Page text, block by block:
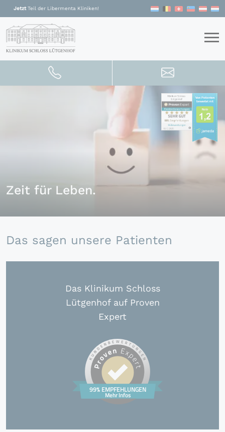
Zum Inhalt springen
JetztTeil der Libermenta Kliniken!
Zeit für Leben.
Das sagen unsere Patienten
Das Klinikum Schloss
Lütgenhof auf Proven
Expert
99% EMPFEHLUNGEN
Mehr Infos